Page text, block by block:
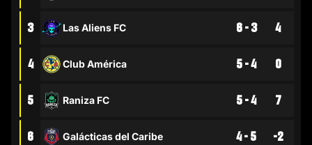
3 Las Aliens FC 6 - 3 4
4 Club América 5 - 4 0
5 Raniza FC 5 - 4 7
6 Galácticas del Caribe 4 - 5 -2